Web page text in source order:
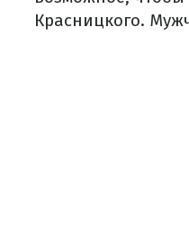
Красницкого.